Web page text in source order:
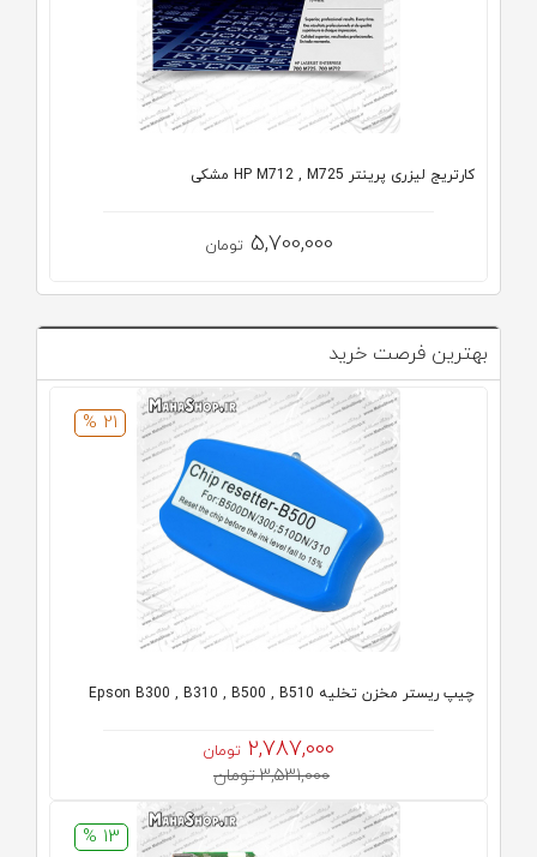
کارتریج لیزری پرینتر HP M712 , M725 مشکی
5,700,000 تومان
بهترین فرصت خرید
21 %
چیپ ریستر مخزن تخلیه Epson B300 , B310 , B500 , B510
2,787,000 تومان
3,531,000 تومان
13 %